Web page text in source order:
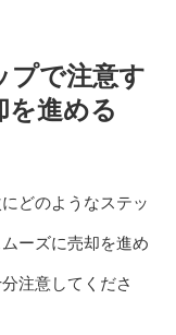
プで注意す
を進める
どのようなステッ
ーズに売却を進め
注意してくださ